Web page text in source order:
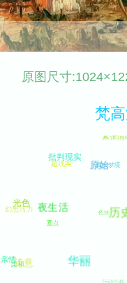
原图尺寸
梵